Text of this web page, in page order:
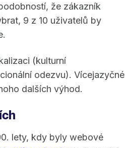
že zákazník
9 z 10 uživatelů by
(kulturní
odezvu). Vícejazyčné
dalších výhod.
lety, kdy byly webové